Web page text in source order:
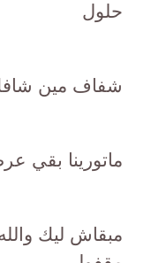
حلول
شفاف مين
ماتورينا بقي
مبقاش ليك